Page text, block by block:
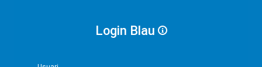
Login Blau